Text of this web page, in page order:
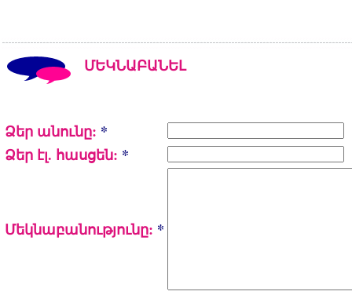
ՄԵԿՆԱԲԱՆԵԼ
Ձեր անունը: *
Ձեր էլ. հասցեն: *
Մեկնաբանությունը: *